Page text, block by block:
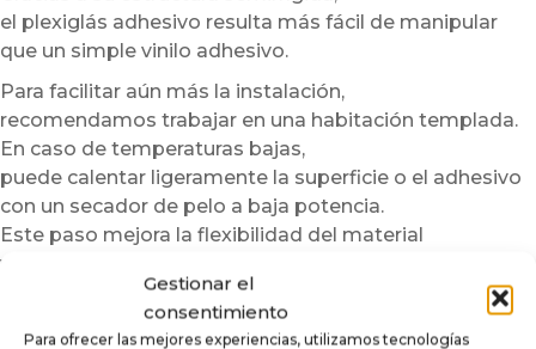
Gestionar el
consentimiento
Para ofrecer las mejores experiencias, utilizamos tecnologías
el plexiglás adhesivo resulta más fácil de manipular
que un simple vinilo adhesivo.
Para facilitar aún más la instalación,
recomendamos trabajar en una habitación templada.
En caso de temperaturas bajas,
puede calentar ligeramente la superficie o el adhesivo
con un secador de pelo a baja potencia.
Este paso mejora la flexibilidad del material
y optimiza la adherencia.
Sin embargo, nunca debe sobrecalentarse la pieza.
Una vez colocado, aplique progresivamente el cubre